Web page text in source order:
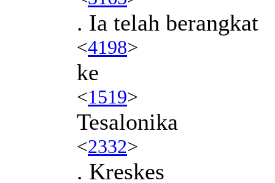
. Ia telah berangkat
<4198>
ke
<1519>
Tesalonika
<2332>
. Kreskes